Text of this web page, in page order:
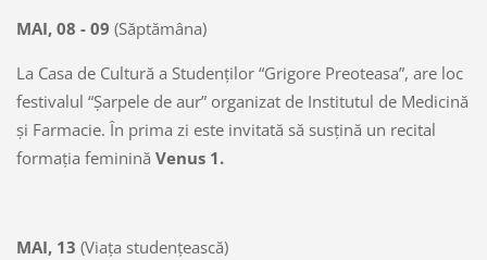
MAI, 08 - 09 (Săptămâna)
La Casa de Cultură a Studenţilor “Grigore Preoteasa”, are loc
festivalul “Şarpele de aur” organizat de Institutul de Medicină
şi Farmacie. În prima zi este invitată să susţină un recital
formaţia feminină Venus 1.
MAI, 13 (Viaţa studenţească)